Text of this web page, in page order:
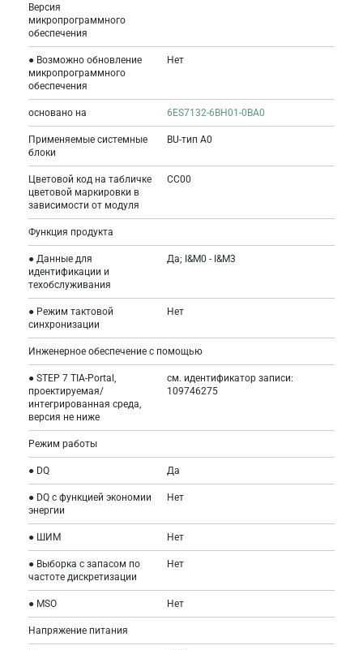
Версия
микропрограммного
обеспечения
● Возможно обновление
микропрограммного
обеспечения
Нет
основано на 6ES7132-6BH01-0BA0
Применяемые системные
блоки
BU-тип A0
Цветовой код на табличке
цветовой маркировки в
зависимости от модуля
CC00
Функция продукта
● Данные для
идентификации и
техобслуживания
Да; I&M0 - I&M3
● Режим тактовой
синхронизации
Нет
Инженерное обеспечение с помощью
● STEP 7 TIA-Portal,
проектируемая/
интегрированная среда,
версия не ниже
см. идентификатор записи:
109746275
Режим работы
● DQ Да
● DQ с функцией экономии
энергии
Нет
● ШИМ Нет
● Выборка с запасом по
частоте дискретизации
Нет
● MSO Нет
Напряжение питания